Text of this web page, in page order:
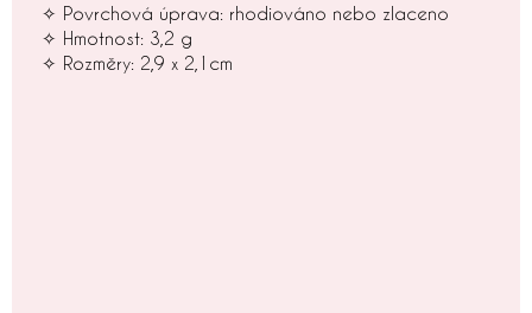
✧ Povrchová úprava: rhodiováno nebo zlaceno
✧ Hmotnost: 3,2 g
✧ Rozměry: 2,9 x 2,1cm